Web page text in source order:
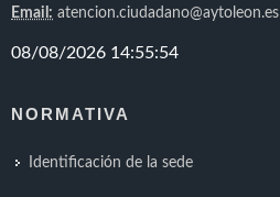
Email: atencion.ciudadano@aytoleon.es
NORMATIVA
Identificación de la sede